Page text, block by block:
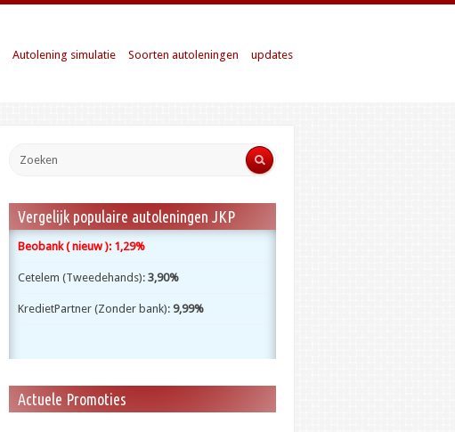
updates
Soorten autoleningen
Autolening simulatie
Vergelijk populaire autoleningen JKP
Beobank ( nieuw ): 1,29%
Cetelem (Tweedehands): 3,90%
KredietPartner (Zonder bank): 9,99%
Actuele Promoties